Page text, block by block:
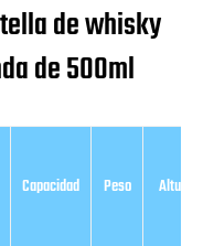
de whisky
de 500ml
Capacidad Peso Altura